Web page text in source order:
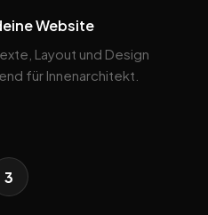
Website
Layout und Design
für Innenarchitekt.
3